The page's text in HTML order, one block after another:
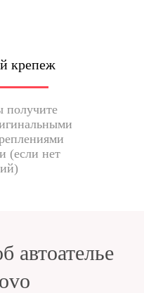
крепеж
(если нет
автоателье